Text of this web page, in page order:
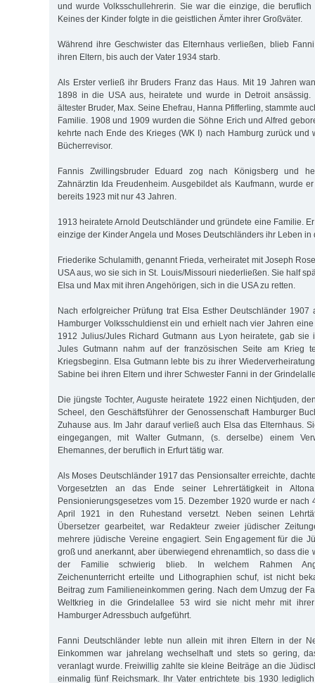
und wurde Volksschullehrerin. Sie war die einzige, die beruflich
Keines der Kinder folgte in die geistlichen Ämter ihrer Großväter.
Während ihre Geschwister das Elternhaus verließen, blieb
ihren Eltern, bis auch der Vater 1934 starb.
Als Erster verließ ihr Bruders Franz das Haus. Mit 19 Jahren
1898 in die USA aus, heiratete und wurde in Detroit ansässig.
ältester Bruder, Max. Seine Ehefrau, Hanna Pfifferling, stammte
Familie. 1908 und 1909 wurden die Söhne Erich und Alfred
kehrte nach Ende des Krieges (WK I) nach Hamburg zurück und
Bücherrevisor.
Fannis Zwillingsbruder Eduard zog nach Königsberg und
Zahnärztin Ida Freudenheim. Ausgebildet als Kaufmann, wurde
bereits 1923 mit nur 43 Jahren.
1913 heiratete Arnold Deutschländer und gründete eine Familie.
einzige der Kinder Angela und Moses Deutschländers ihr Leben in
Friederike Schulamith, genannt Frieda, verheiratet mit Joseph
USA aus, wo sie sich in St. Louis/Missouri niederließen. Sie half
Elsa und Max mit ihren Angehörigen, sich in die USA zu retten.
Nach erfolgreicher Prüfung trat Elsa Esther Deutschländer
Hamburger Volksschuldienst ein und erhielt nach vier Jahren
1912 Julius/Jules Richard Gutmann aus Lyon heiratete, gab sie
Jules Gutmann nahm auf der französischen Seite am Krieg
Kriegsbeginn. Elsa Gutmann lebte bis zu ihrer
Sabine bei ihren Eltern und ihrer Schwester Fanni in der
Die jüngste Tochter, Auguste heiratete 1922 einen Nichtjuden,
Scheel, den Geschäftsführer der Genossenschaft Hamburger
Zuhause aus. Im Jahr darauf verließ auch Elsa das Elternhaus.
eingegangen, mit Walter Gutmann, (s. derselbe) einem
Ehemannes, der beruflich in Erfurt tätig war.
Als Moses Deutschländer 1917 das Pensionsalter erreichte,
Vorgesetzten an das Ende seiner Lehrertätigkeit in
Pensionierungsgesetzes vom 15. Dezember 1920 wurde er nach
April 1921 in den Ruhestand versetzt. Neben seinen
Übersetzer gearbeitet, war Redakteur zweier jüdischer
mehrere jüdische Vereine engagiert. Sein Engagement für die
groß und anerkannt, aber überwiegend ehrenamtlich, so dass die
der Familie schwierig blieb. In welchem Rahmen
Zeichenunterricht erteilte und Lithographien schuf, ist nicht
Beitrag zum Familieneinkommen gering. Nach dem Umzug der
Weltkrieg in die Grindelallee 53 wird sie nicht mehr mit
Hamburger Adressbuch aufgeführt.
Fanni Deutschländer lebte nun allein mit ihren Eltern in der
Einkommen war jahrelang wechselhaft und stets so gering,
veranlagt wurde. Freiwillig zahlte sie kleine Beiträge an die
einmalig fünf Reichsmark. Ihr Vater entrichtete bis 1930